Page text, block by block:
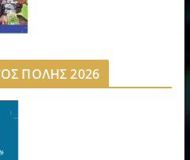
ΠΟΛΗΣ 2026